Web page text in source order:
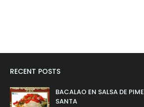
RECENT POSTS
BACALAO EN SALSA DE
SANTA